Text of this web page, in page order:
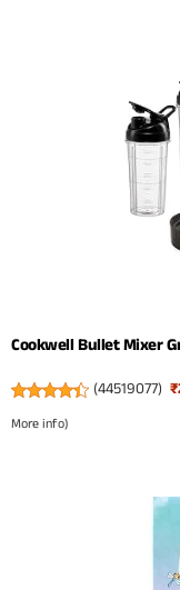
Cookwell Bullet Mixer
(44519077)
More info)